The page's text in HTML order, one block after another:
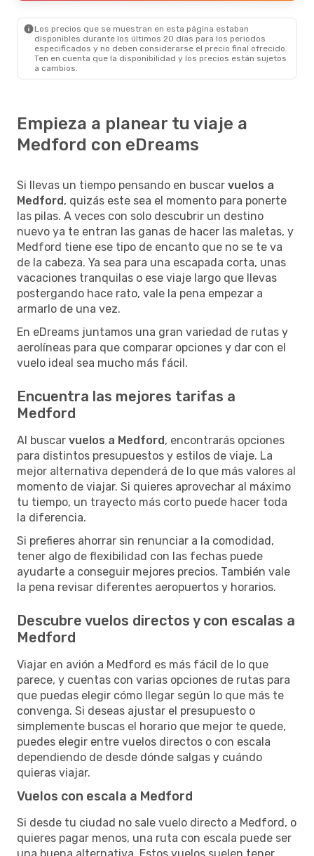
Medford- Salt Lake City
Los precios que se muestran en esta página estaban
disponibles durante los últimos 20 días para los periodos
especificados y no deben considerarse el precio final ofrecido.
Ten en cuenta que la disponibilidad y los precios están sujetos
a cambios.
Empieza a planear tu viaje a
Medford con eDreams
Si llevas un tiempo pensando en buscar vuelos a
Medford, quizás este sea el momento para ponerte
las pilas. A veces con solo descubrir un destino
nuevo ya te entran las ganas de hacer las maletas, y
Medford tiene ese tipo de encanto que no se te va
de la cabeza. Ya sea para una escapada corta, unas
vacaciones tranquilas o ese viaje largo que llevas
postergando hace rato, vale la pena empezar a
armarlo de una vez.
En eDreams juntamos una gran variedad de rutas y
aerolíneas para que comparar opciones y dar con el
vuelo ideal sea mucho más fácil.
Encuentra las mejores tarifas a
Medford
Al buscar vuelos a Medford, encontrarás opciones
para distintos presupuestos y estilos de viaje. La
mejor alternativa dependerá de lo que más valores al
momento de viajar. Si quieres aprovechar al máximo
tu tiempo, un trayecto más corto puede hacer toda
la diferencia.
Si prefieres ahorrar sin renunciar a la comodidad,
tener algo de flexibilidad con las fechas puede
ayudarte a conseguir mejores precios. También vale
la pena revisar diferentes aeropuertos y horarios.
Descubre vuelos directos y con escalas a
Medford
Viajar en avión a Medford es más fácil de lo que
parece, y cuentas con varias opciones de rutas para
que puedas elegir cómo llegar según lo que más te
convenga. Si deseas ajustar el presupuesto o
simplemente buscas el horario que mejor te quede,
puedes elegir entre vuelos directos o con escala
dependiendo de desde dónde salgas y cuándo
quieras viajar.
Vuelos con escala a Medford
Si desde tu ciudad no sale vuelo directo a Medford, o
quieres pagar menos, una ruta con escala puede ser